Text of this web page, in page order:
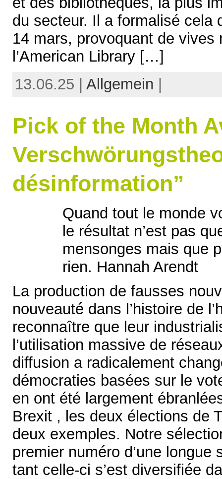
du secteur. Il a formalisé cela
14 mars, provoquant de vives
l’American Library […]
13.06.25 | Allgemein
Pick of the Month
désinformation”
Quand tout le monde
le résultat n’est pas
mensonges mais que
rien. Hannah Arendt
La production de fausses
nouveauté dans l’histoire de
reconnaître que leur
l’utilisation massive de
diffusion a radicalement
démocraties basées sur le
en ont été largement
Brexit , les deux élections de
deux exemples. Notre
premier numéro d’une
tant celle-ci s’est diversifiée